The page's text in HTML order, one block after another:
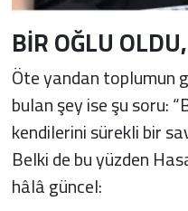
BİR OĞLU
Öte yandan toplumun
bulan şey ise şu soru:
kendilerini sürekli bir
Belki de bu yüzden
hâlâ güncel: